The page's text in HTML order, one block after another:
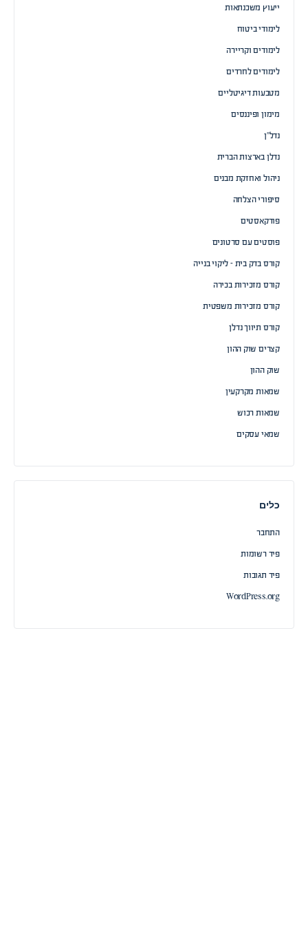
ייעוץ משכנתאות
לימודי ביטוח
לימודים וקריירה
לימודים לחרדים
מטבעות דיגיטליים
מימון ופיננסים
נדל”ן
נדלן בארצות הברית
ניהול ואחזקת מבנים
סיפורי הצלחה
פודקאסטים
פוסטים עם סרטונים
קורס בדק בית – ליקוי בנייה
קורס מזכירות בכירה
קורס מזכירות משפטית
קורס תיווך נדלן
קצרים שוק ההון
שוק ההון
שמאות מקרקעין
שמאות רכוש
שמאי עסקים
כלים
התחבר
פיד רשומות
פיד תגובות
WordPress.org